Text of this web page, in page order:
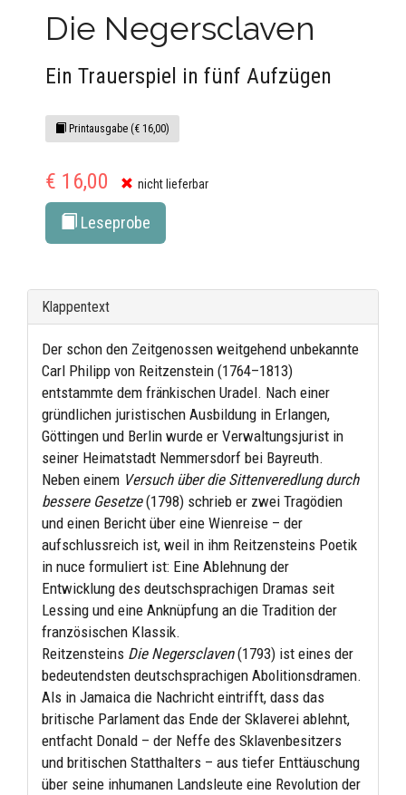
Die Negersclaven
Ein Trauerspiel in fünf Aufzügen
Printausgabe (€ 16,00)
€ 16,00 nicht lieferbar
Leseprobe
Klappentext
Der schon den Zeitgenossen weitgehend unbekannte
Carl Philipp von Reitzenstein (1764–1813)
entstammte dem fränkischen Uradel. Nach einer
gründlichen juristischen Ausbildung in Erlangen,
Göttingen und Berlin wurde er Verwaltungsjurist in
seiner Heimatstadt Nemmersdorf bei Bayreuth.
Neben einem Versuch über die Sittenveredlung durch
bessere Gesetze(1798) schrieb er zwei Tragödien
und einen Bericht über eine Wienreise – der
aufschlussreich ist, weil in ihm Reitzensteins Poetik
in nuce formuliert ist: Eine Ablehnung der
Entwicklung des deutschsprachigen Dramas seit
Lessing und eine Anknüpfung an die Tradition der
französischen Klassik.
Reitzensteins Die Negersclaven(1793) ist eines der
bedeutendsten deutschsprachigen Abolitionsdramen.
Als in Jamaica die Nachricht eintrifft, dass das
britische Parlament das Ende der Sklaverei ablehnt,
entfacht Donald – der Neffe des Sklavenbesitzers
und britischen Statthalters – aus tiefer Enttäuschung
über seine inhumanen Landsleute eine Revolution der